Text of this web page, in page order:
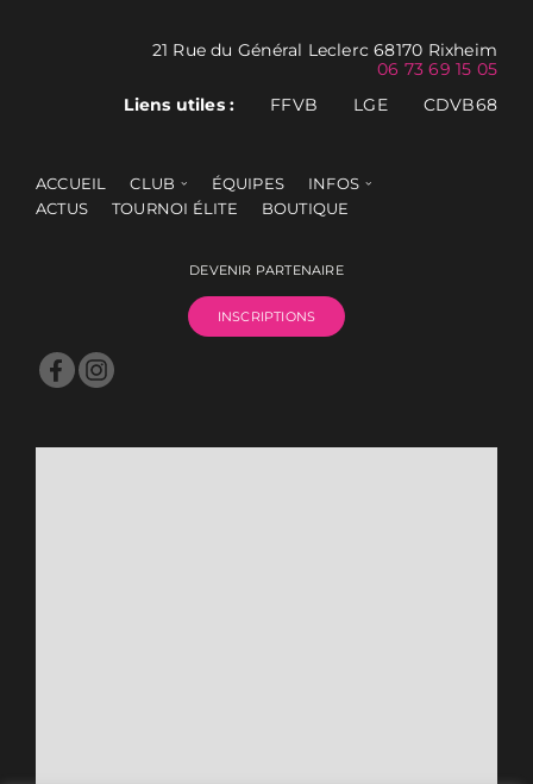
21 Rue du Général Leclerc 68170 Rixheim
06 73 69 15 05
Liens utiles :
FFVB LGE CDVB68
ACCUEIL CLUB ÉQUIPES
INFOS
ACTUS
TOURNOI ÉLITE BOUTIQUE
DEVENIR PARTENAIRE
INSCRIPTIONS